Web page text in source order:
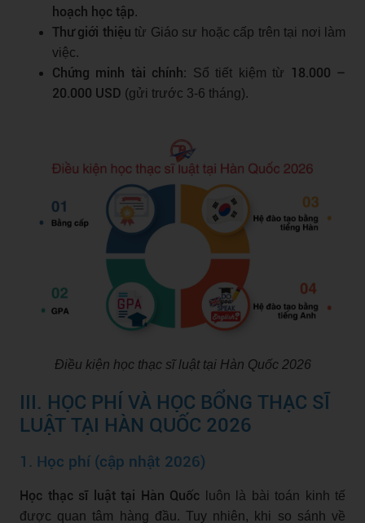
hoạch học tập.
Thư giới thiệu từ Giáo sư hoặc cấp trên tại nơi làm
việc.
Chứng minh tài chính: Sổ tiết kiệm từ
18.000 –
20.000 USD (gửi trước 3-6 tháng).
Điều kiện học thạc sĩ luật tại Hàn Quốc 2026
III. HỌC PHÍ VÀ HỌC BỔNG THẠC SĨ
LUẬT TẠI HÀN QUỐC 2026
1. Học phí (cập nhật 2026)
Học thạc sĩ luật tại Hàn Quốc luôn là bài toán kinh tế
được quan tâm hàng đầu. Tuy nhiên, khi so sánh về